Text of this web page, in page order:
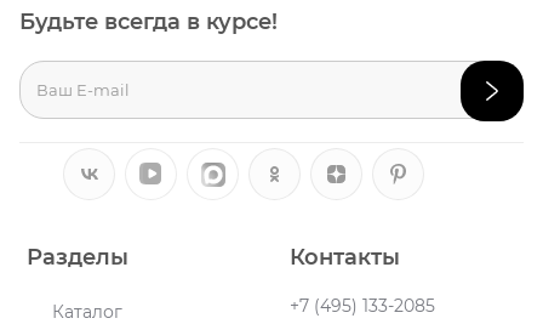
Разделы
Каталог
Контакты
+7 (495) 133-2085
Будьте всегда в курсе!